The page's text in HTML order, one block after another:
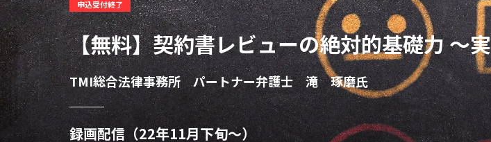
申込受付終了
【無料】契約書レビューの絶対的基礎力 ～
TMI総合法律事務所 パートナー弁護士 滝 琢磨氏
録画配信（22年11月下旬～）